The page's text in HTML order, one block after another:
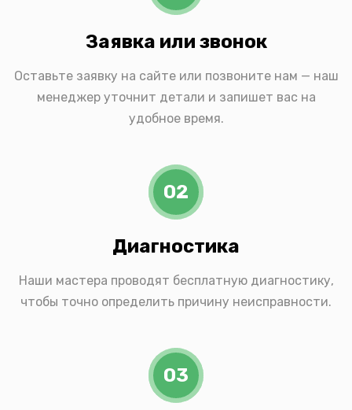
Заявка или звонок
Оставьте заявку на сайте или позвоните нам — наш
менеджер уточнит детали и запишет вас на
удобное время.
02
Диагностика
Наши мастера проводят бесплатную диагностику,
чтобы точно определить причину неисправности.
03